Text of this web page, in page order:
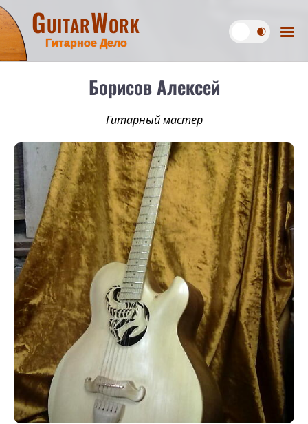
GuitarWork
Гитарное Дело
Борисов Алексей
Гитарный мастер